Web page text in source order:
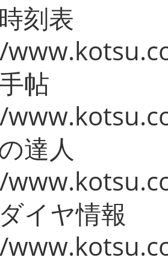
刻表
帖
達人
イヤ情報